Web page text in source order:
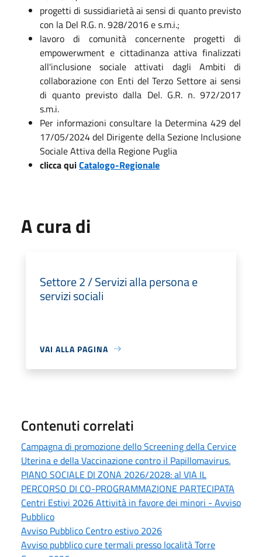
progetti di sussidiarietà ai sensi di quanto previsto
con la Del R.G. n. 928/2016 e s.m.i.;
lavoro di comunità concernente progetti di
empowerwment e cittadinanza attiva finalizzati
all'inclusione sociale attivati dagli Ambiti di
collaborazione con Enti del Terzo Settore ai sensi
di quanto previsto dalla Del. G.R. n. 972/2017
s.m.i.
Per informazioni consultare la Determina 429 del
17/05/2024 del Dirigente della Sezione Inclusione
Sociale Attiva della Regione Puglia
clicca quiCatalogo-Regionale
A cura di
Settore 2 / Servizi alla persona e
servizi sociali
VAI ALLA PAGINA
Contenuti correlati
Campagna di promozione dello Screening della Cervice
Uterina e della Vaccinazione contro il Papillomavirus.
PIANO SOCIALE DI ZONA 2026/2028: al VIA IL
PERCORSO DI CO-PROGRAMMAZIONE PARTECIPATA
Centri Estivi 2026 Attività in favore dei minori - Avviso
Pubblico
Avviso Pubblico Centro estivo 2026
Avviso pubblico cure termali presso località Torre